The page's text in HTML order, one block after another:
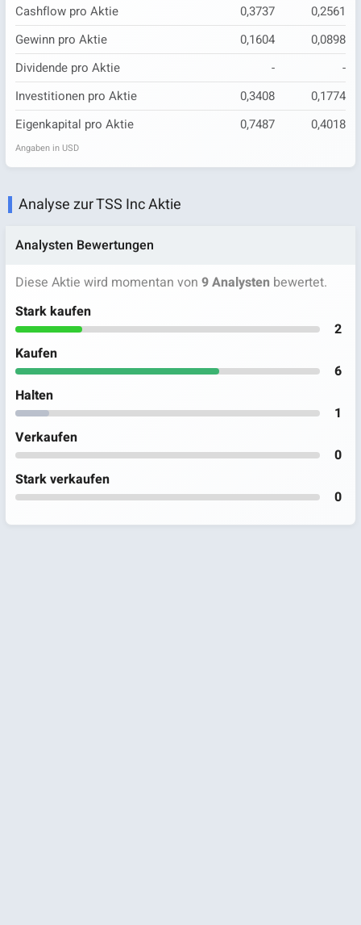
Cashflow pro Aktie
0,3737
0,2561
Gewinn pro Aktie
0,1604
0,0898
Dividende pro Aktie
-
-
Investitionen pro Aktie
0,3408
0,1774
Eigenkapital pro Aktie
0,7487 0,4018
Angaben in USD
Analyse zur TSS Inc Aktie
Analysten Bewertungen
Diese Aktie wird momentan von 9 Analysten bewertet.
Stark kaufen
2
Kaufen
6
Halten
1
Verkaufen
0
Stark verkaufen
0